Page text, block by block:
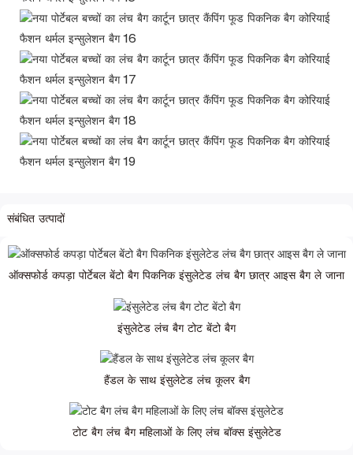
संबंधित उत्पादों
ऑक्सफोर्ड कपड़ा पोर्टेबल बेंटो बैग पिकनिक इंसुलेटेड लंच बैग छात्र आइस बैग ले जाना
इंसुलेटेड लंच बैग टोट बेंटो बैग
हैंडल के साथ इंसुलेटेड लंच कूलर बैग
टोट बैग लंच बैग महिलाओं के लिए लंच बॉक्स इंसुलेटेड